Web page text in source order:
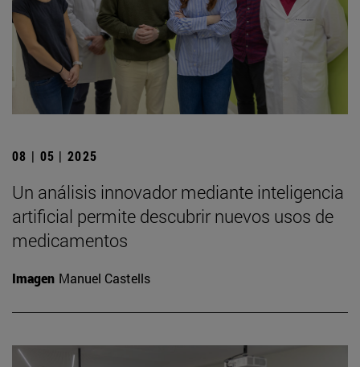
08 | 05 | 2025
Un análisis innovador mediante inteligencia
artificial permite descubrir nuevos usos de
medicamentos
Imagen Manuel Castells